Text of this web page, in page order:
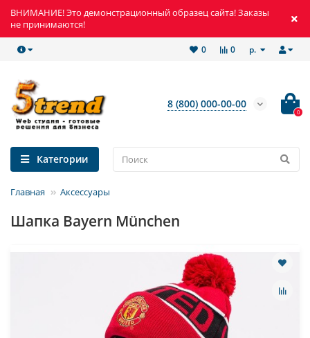
ВНИМАНИЕ! Это демонстрационный образец сайта! Заказы
не принимаются!
р.
0
0
8 (800) 000-00-00
0
Категории
Главная Аксессуары
Шапка Bayern München